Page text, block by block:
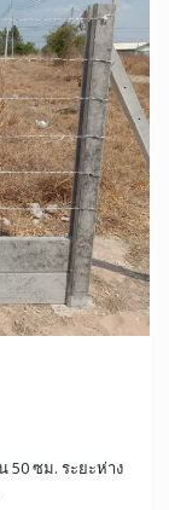
50 ซม. ระยะห่าง